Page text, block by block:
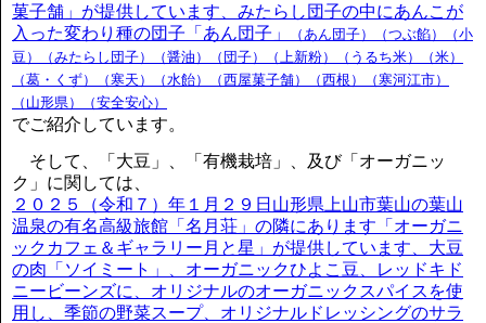
菓子舗」が提供しています、みたらし団子の中にあんこが
入った変わり種の団子「あん団子」
（あん団子）（つぶ餡）（小
豆）（みたらし団子）（醤油）（団子）（上新粉）（うるち米）（米）
（葛・くず）（寒天）（水飴）（西屋菓子舗）（西根）（寒河江市）
（山形県）（安全安心）
でご紹介しています。
そして、「大豆」、「有機栽培」、及び「オーガニッ
ク」に関しては、
２０２５（令和７）年１月２９日山形県上山市葉山の葉山
温泉の有名高級旅館「名月荘」の隣にあります「オーガニ
ックカフェ＆ギャラリー月と星」が提供しています、大豆
の肉「ソイミート」、オーガニックひよこ豆、レッドキド
ニービーンズに、オリジナルのオーガニックスパイスを使
用し、季節の野菜スープ、オリジナルドレッシングのサラ